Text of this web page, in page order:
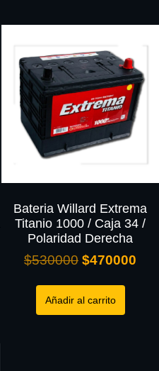
Bateria Willard Extrema
Titanio 1000 / Caja 34 /
Polaridad Derecha
$530000 $470000
Añadir al carrito